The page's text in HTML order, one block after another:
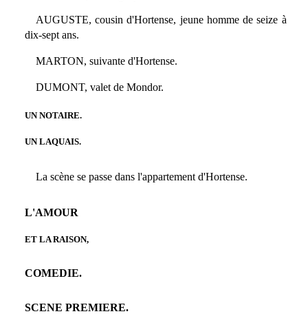
AUGUSTE, cousin d'Hortense, jeune homme de seize à
dix-sept ans.
MARTON, suivante d'Hortense.
DUMONT, valet de Mondor.
UN NOTAIRE.
UN LAQUAIS.
La scène se passe dans l'appartement d'Hortense.
L'AMOUR
ET LA RAISON,
COMEDIE.
SCENE PREMIERE.